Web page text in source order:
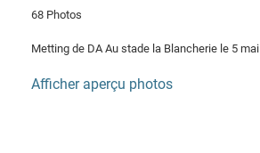
68 Photos
Metting de DA Au stade la Blancherie le 5
Afficher aperçu photos